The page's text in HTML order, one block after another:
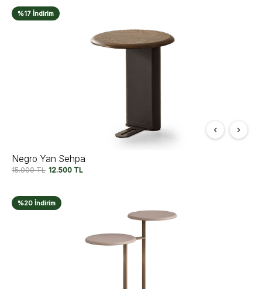
%17 İndirim
Negro Yan Sehpa
15.000TL 12.500 TL
%20 İndirim